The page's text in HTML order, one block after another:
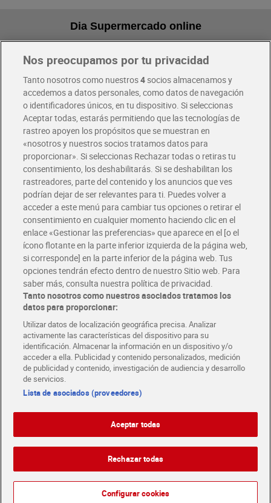
Dia Supermercado online
Pide hoy, recibe hoy
Envío gratis por compras superiores a 100€
Envío estandar por 4,99€
Glovo y Uber Eats
Solicita tu factura de Glovo o Uber Eats
Únete al CLUB Dia
Disfruta las ventajas y ofertas exclusivas.
Descárgate la APP Dia
Folletos y Tiendas
Descubre las mejores ofertas y busca tu tienda más cercana
Tarjeta MaX Dia
Te devuelve hasta 8€/mes de tus compras.
¡Solicita tu tarjeta de crédito aquí!
COMER MEJOR CADA DIA
COLABORA CON DIA ABRE TU TIENDA DIA CORPORATE
EnglishPolítica de privacidad Política de cookies
Condiciones de compra
Nos preocupamos por tu privacidad
Tanto nosotros como nuestros4socios almacenamos y
accedemos a datos personales, como datos de navegación
o identificadores únicos, en tu dispositivo. Si seleccionas
Aceptar todas, estarás permitiendo que las tecnologías de
rastreo apoyen los propósitos que se muestran en
«nosotros y nuestros socios tratamos datos para
proporcionar». Si seleccionas Rechazar todas o retiras tu
consentimiento, los deshabilitarás. Si se deshabilitan los
rastreadores, parte del contenido y los anuncios que ves
podrían dejar de ser relevantes para ti. Puedes volver a
acceder a este menú para cambiar tus opciones o retirar el
consentimiento en cualquier momento haciendo clic en el
enlace «Gestionar las preferencias» que aparece en el [o el
ícono flotante en la parte inferior izquierda de la página web,
si corresponde] en la parte inferior de la página web. Tus
opciones tendrán efecto dentro de nuestro Sitio web. Para
saber más, consulta nuestra política de privacidad.
Tanto nosotros como nuestros asociados tratamos los
datos para proporcionar:
Utilizar datos de localización geográfica precisa. Analizar
activamente las características del dispositivo para su
identificación. Almacenar la información en un dispositivo y/o
acceder a ella. Publicidad y contenido personalizados, medición
de publicidad y contenido, investigación de audiencia y desarrollo
de servicios.
Lista de asociados (proveedores)
Aceptar todas
Rechazar todas
Configurar cookies